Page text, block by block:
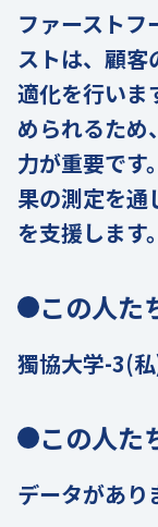
ファーストフ
ストは、顧客
適化を行いま
められるため
力が重要です
果の測定を通
を支援します。
この人た
獨協大学-3(
この人た
データがあり